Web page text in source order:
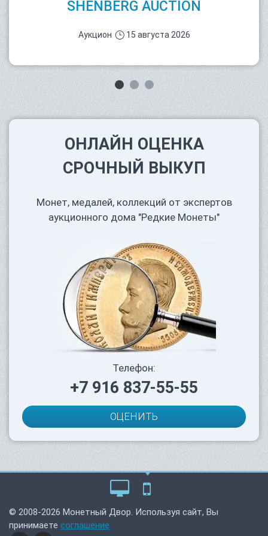
SHENBERG AUCTION
Аукцион 15 августа 2026
ОНЛАЙН ОЦЕНКА
СРОЧНЫЙ ВЫКУП
Монет, медалей, коллекций от экспертов
аукционного дома "Редкие Монеты"
Телефон:
+7 916 837-55-55
ОЦЕНИТЬ
© 2008-2026 Монетный Двор. Используя сайт, Вы
принимаете соглашение